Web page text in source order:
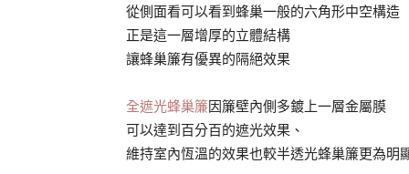
從側面看可以看到蜂巢一般的六角形中空構造
正是這一層增厚的立體結構
讓蜂巢簾有優異的隔絕效果
全遮光蜂巢簾因簾壁內側多鍍上一層金屬膜
可以達到百分百的遮光效果、
維持室內恆溫的效果也較半透光蜂巢簾更為明